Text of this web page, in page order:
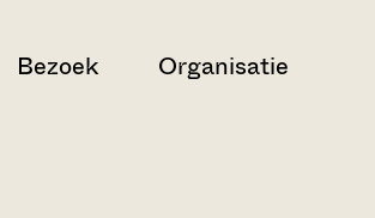
Bezoek Organisatie